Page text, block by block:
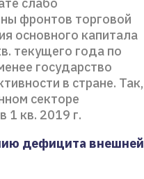
фронтов торговой
основного капитала
текущего года по
государство
в стране. Так,
секторе
1 кв. 2019 г.
дефицита внешней